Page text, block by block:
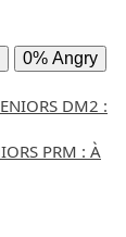
0% Angry
DM2 :
PRM : À